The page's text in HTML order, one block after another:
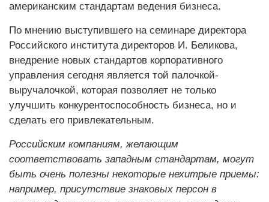
американским стандартам ведения бизнеса.
По мнению выступившего на семинаре директора
Российского института директоров И. Беликова,
внедрение новых стандартов корпоративного
управления сегодня является той палочкой-
выручалочкой, которая позволяет не только
улучшить конкурентоспособность бизнеса, но и
сделать его привлекательным.
Российским компаниям, желающим
соответствовать западным стандартам, могут
быть очень полезны некоторые нехитрые приемы:
например, присутствие знаковых персон в